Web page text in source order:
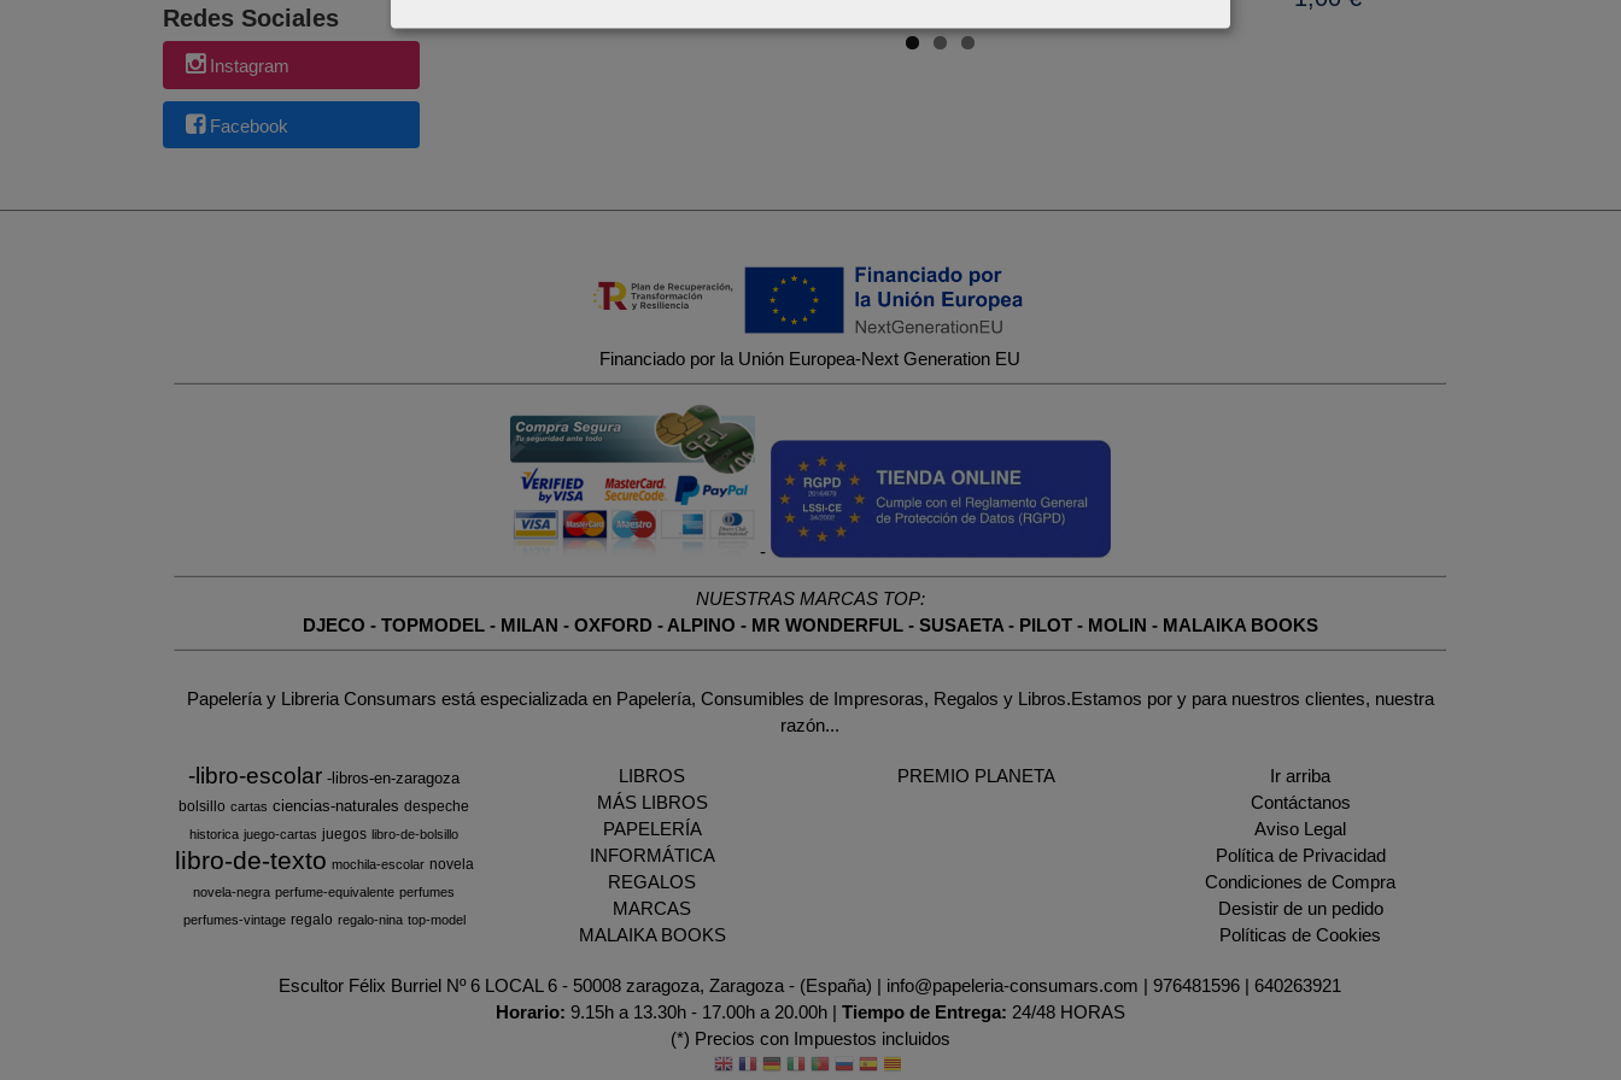
Redes Sociales
Instagram
Facebook
Financiado por la Unión Europea-Next Generation EU
-
NUESTRAS MARCAS TOP:
DJECO - TOPMODEL- MILAN - OXFORD - ALPINO - MR WONDERFUL- SUSAETA- PILOT- MOLIN - MALAIKA BOOKS
Papelería y Libreria Consumars está especializada en Papelería, Consumibles de Impresoras, Regalos y Libros.Estamos por y para nuestros clientes, nuestra
razón...
-libro-escolar -libros-en-zaragoza
bolsillo cartas ciencias-naturales despeche
historica juego-cartas juegos libro-de-bolsillo
libro-de-texto mochila-escolar novela
novela-negra perfume-equivalente perfumes
perfumes-vintage regalo regalo-nina top-model
LIBROS
MÁS LIBROS
PAPELERÍA
INFORMÁTICA
REGALOS
MARCAS
MALAIKA BOOKS
PREMIO PLANETA
Ir arriba
Contáctanos
Aviso Legal
Política de Privacidad
Condiciones de Compra
Desistir de un pedido
Políticas de Cookies
Escultor Félix Burriel Nº 6 LOCAL 6 - 50008 zaragoza, Zaragoza - (España) | info@papeleria-consumars.com |976481596 |640263921
Horario: 9.15h a 13.30h - 17.00h a 20.00h | Tiempo de Entrega: 24/48 HORAS
(*) Precios con Impuestos incluidos